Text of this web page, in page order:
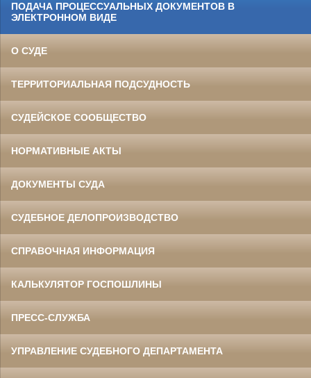
ПОДАЧА ПРОЦЕССУАЛЬНЫХ ДОКУМЕНТОВ В
ЭЛЕКТРОННОМ ВИДЕ
О СУДЕ
ТЕРРИТОРИАЛЬНАЯ ПОДСУДНОСТЬ
СУДЕЙСКОЕ СООБЩЕСТВО
НОРМАТИВНЫЕ АКТЫ
ДОКУМЕНТЫ СУДА
СУДЕБНОЕ ДЕЛОПРОИЗВОДСТВО
СПРАВОЧНАЯ ИНФОРМАЦИЯ
КАЛЬКУЛЯТОР ГОСПОШЛИНЫ
ПРЕСС-СЛУЖБА
УПРАВЛЕНИЕ СУДЕБНОГО ДЕПАРТАМЕНТА